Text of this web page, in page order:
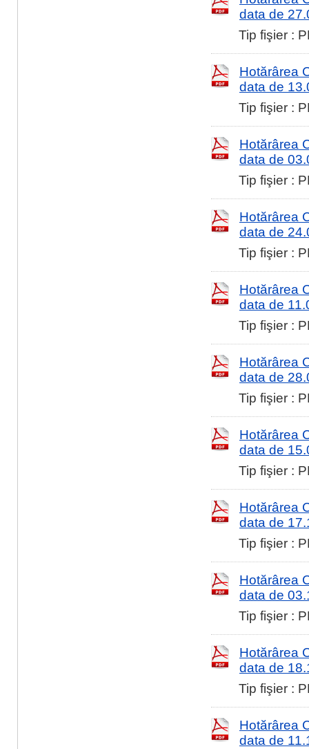
data de
Tip fişier :
Hotărârea
data de
Tip fişier :
Hotărârea
data de
Tip fişier :
Hotărârea
data de
Tip fişier :
Hotărârea
data de
Tip fişier :
Hotărârea
data de
Tip fişier :
Hotărârea
data de
Tip fişier :
Hotărârea
data de
Tip fişier :
Hotărârea
data de
Tip fişier :
Hotărârea
data de
Tip fişier :
Hotărârea
data de